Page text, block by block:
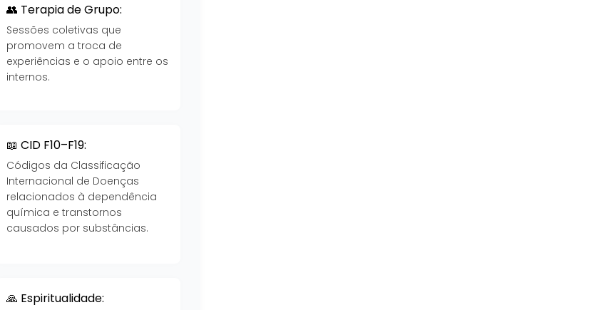
👥 Terapia de Grupo:
Sessões coletivas que
promovem a troca de
experiências e o apoio entre os
internos.
📖 CID F10–F19:
Códigos da Classificação
Internacional de Doenças
relacionados à dependência
química e transtornos
causados por substâncias.
🙏 Espiritualidade: